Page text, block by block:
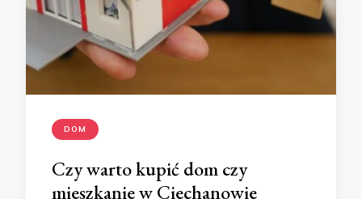
DOM
Czy warto kupić dom czy
mieszkanie w Ciechanowie